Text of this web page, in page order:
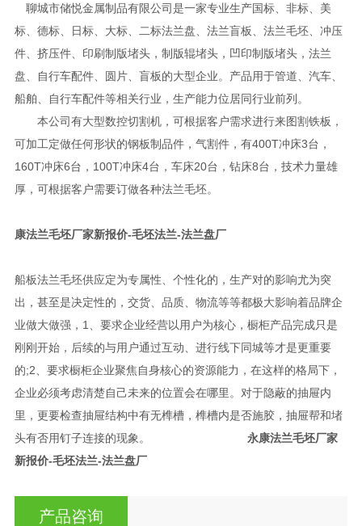
聊城市储悦金属制品有限公司是一家专业生产国标、非标、美
标、德标、日标、大标、二标法兰盘、法兰盲板、法兰毛坯、冲压
件、挤压件、印刷制版堵头，制版辊堵头，凹印制版堵头，法兰
盘、自行车配件、圆片、盲板的大型企业。产品用于管道、汽车、
船舶、自行车配件等相关行业，生产能力位居同行业前列。
本公司有大型数控切割机，可根据客户需求进行来图割铁板，
可加工定做任何形状的钢板制品件，气割件，有400T冲床3台，
160T冲床6台，100T冲床4台，车床20台，钻床8台，技术力量雄
厚，可根据客户需要订做各种法兰毛坯。
康法兰毛坯厂家新报价-毛坯法兰-法兰盘厂
船板法兰毛坯供应定为专属性、个性化的，生产对的影响尤为突
出，甚至是决定性的，交货、品质、物流等等都极大影响着品牌企
业做大做强，1、要求企业经营以用户为核心，橱柜产品完成只是
刚刚开始，后续的与用户通过互动、进行线下同城等才是更重要
的;2、要求橱柜企业聚焦自身核心的资源能力，在这样的格局下，
企业必须考虑清楚自己未来的位置会在哪里。对于隐蔽的抽屉内
里，更要检查抽屉结构中有无榫槽，榫槽内是否施胶，抽屉帮和堵
头有否用钉子连接的现象。 永康法兰毛坯厂家
新报价-毛坯法兰-法兰盘厂
产品咨询